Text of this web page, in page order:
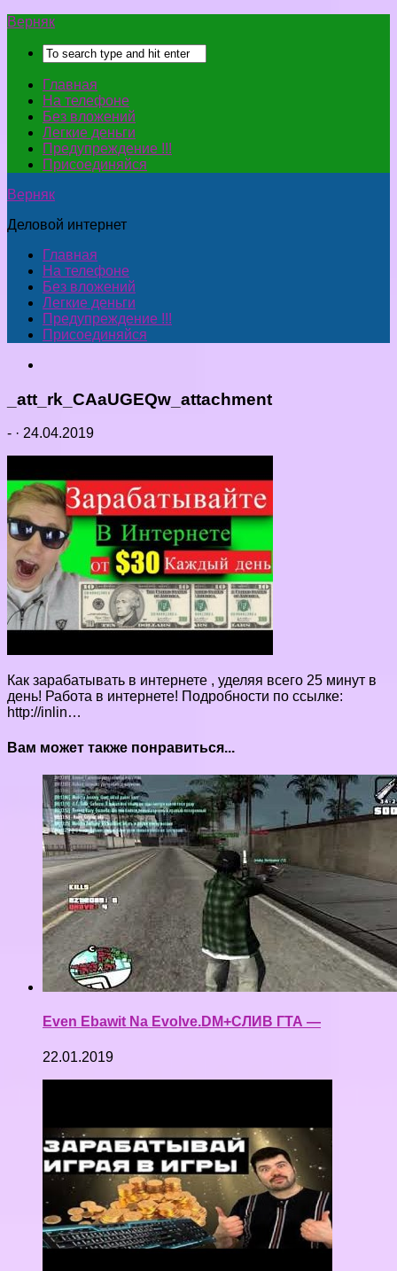
Верняк
Главная
На телефоне
Без вложений
Легкие деньги
Предупреждение !!!
Присоединяйся
Верняк
Деловой интернет
Главная
На телефоне
Без вложений
Легкие деньги
Предупреждение !!!
Присоединяйся
_att_rk_CAaUGEQw_attachment
- · 24.04.2019
Как зарабатывать в интернете , уделяя всего 25 минут в
день! Работа в интернете! Подробности по ссылке:
http://inlin…
Вам может также понравиться...
Even Ebawit Na Evolve.DM+СЛИВ ГТА —
22.01.2019